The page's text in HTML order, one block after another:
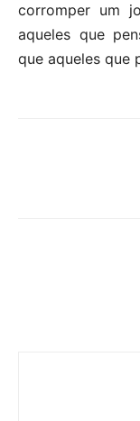
corromper um
aqueles que
que aqueles que